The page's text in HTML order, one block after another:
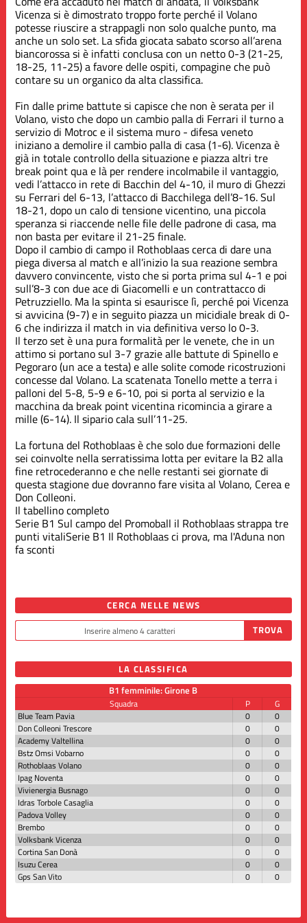
Vicenza si è dimostrato troppo forte perché il Volano
potesse riuscire a strappagli non solo qualche punto, ma
anche un solo set. La sfida giocata sabato scorso all’arena
biancorossa si è infatti conclusa con un netto 0-3 (21-25,
18-25, 11-25) a favore delle ospiti, compagine che può
contare su un organico da alta classifica.
Fin dalle prime battute si capisce che non è serata per il
Volano, visto che dopo un cambio palla di Ferrari il turno a
servizio di Motroc e il sistema muro - difesa veneto
iniziano a demolire il cambio palla di casa (1-6). Vicenza è
già in totale controllo della situazione e piazza altri tre
break point qua e là per rendere incolmabile il vantaggio,
vedi l’attacco in rete di Bacchin del 4-10, il muro di Ghezzi
su Ferrari del 6-13, l’attacco di Bacchilega dell’8-16. Sul
18-21, dopo un calo di tensione vicentino, una piccola
speranza si riaccende nelle file delle padrone di casa, ma
non basta per evitare il 21-25 finale.
Dopo il cambio di campo il Rothoblaas cerca di dare una
piega diversa al match e all’inizio la sua reazione sembra
davvero convincente, visto che si porta prima sul 4-1 e poi
sull’8-3 con due ace di Giacomelli e un contrattacco di
Petruzziello. Ma la spinta si esaurisce lì, perché poi Vicenza
si avvicina (9-7) e in seguito piazza un micidiale break di 0-
6 che indirizza il match in via definitiva verso lo 0-3.
Il terzo set è una pura formalità per le venete, che in un
attimo si portano sul 3-7 grazie alle battute di Spinello e
Pegoraro (un ace a testa) e alle solite comode ricostruzioni
concesse dal Volano. La scatenata Tonello mette a terra i
palloni del 5-8, 5-9 e 6-10, poi si porta al servizio e la
macchina da break point vicentina ricomincia a girare a
mille (6-14). Il sipario cala sull’11-25.
La fortuna del Rothoblaas è che solo due formazioni delle
sei coinvolte nella serratissima lotta per evitare la B2 alla
fine retrocederanno e che nelle restanti sei giornate di
questa stagione due dovranno fare visita al Volano, Cerea e
Don Colleoni.
Il tabellino completo
Serie B1 Sul campo del Promoball il Rothoblaas strappa tre
punti vitaliSerie B1 Il Rothoblaas ci prova, ma l'Aduna non
fa sconti
CERCA NELLE NEWS
LA CLASSIFICA
B1 femminile: Girone B
Squadra P
G
Blue Team Pavia
0
0
Don Colleoni Trescore
0
0
Academy Valtellina
0
0
Bstz Omsi Vobarno
0
0
Rothoblaas Volano
0
0
Ipag Noventa
0
0
Vivienergia Busnago
0
0
Idras Torbole Casaglia
0
0
Padova Volley
0
0
Brembo
0
0
Volksbank Vicenza
0
0
Cortina San Donà
0
0
Isuzu Cerea
0
0
Gps San Vito
0 0